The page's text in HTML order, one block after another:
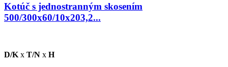
Kotúč s jednostranným skosením
500/300x60/10x203,2...
D/K x T/N x H